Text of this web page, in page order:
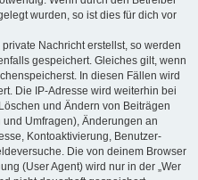
wurden, so ist dies für dich vor
Nachricht erstellst, so werden
gespeichert. Gleiches gilt, wenn
In diesen Fällen wird
Die IP-Adresse wird weiterhin bei
und Ändern von Beiträgen
Umfragen), Änderungen an
Kontoaktivierung, Benutzer-
Die von deinem Browser
(User Agent) wird nur in der „Wer